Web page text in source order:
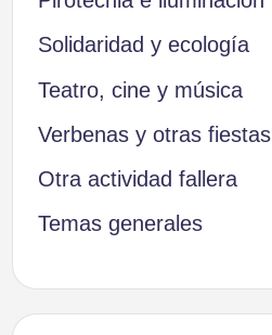
Solidaridad y ecología
Teatro, cine y música
Verbenas y otras fiestas
Otra actividad fallera
Temas generales